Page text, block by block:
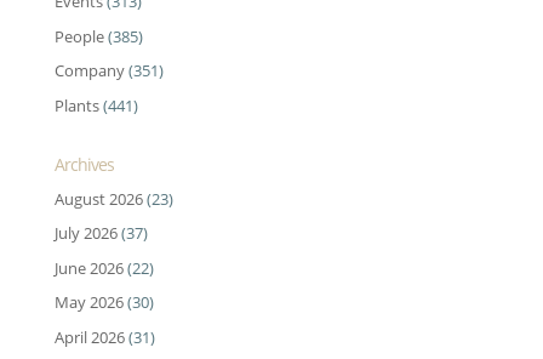
People(385)
Company(351)
Plants(441)
Archives
August 2026(23)
July 2026(37)
June 2026(22)
May 2026(30)
April 2026(31)